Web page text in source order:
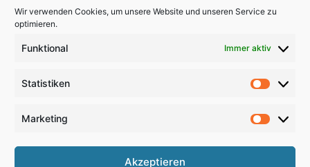
Wir verwenden Cookies, um unsere Website und unseren Service zu
optimieren.
Funktional Immer aktiv
Statistiken
Marketing
Akzeptieren